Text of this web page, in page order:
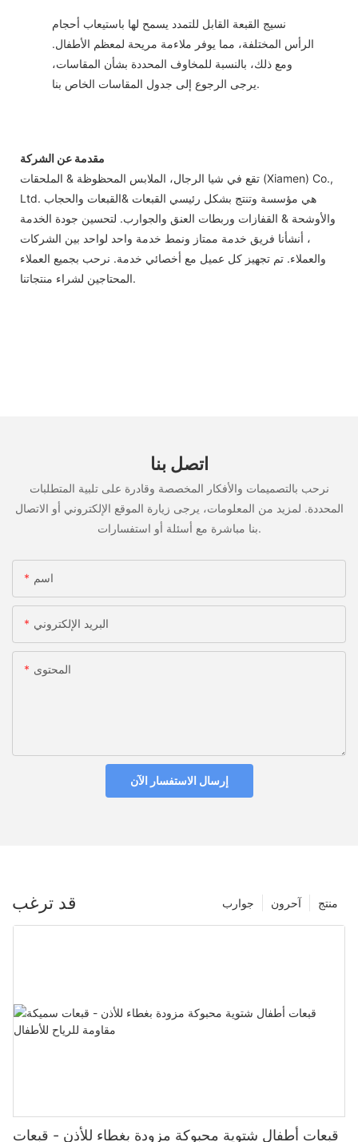
نسيج القبعة القابل للتمدد يسمح لها باستيعاب أحجام
الرأس المختلفة، مما يوفر ملاءمة مريحة لمعظم الأطفال.
ومع ذلك، بالنسبة للمخاوف المحددة بشأن المقاسات،
يرجى الرجوع إلى جدول المقاسات الخاص بنا.
مقدمة عن الشركة
تقع في شيا الرجال، الملابس المحظوظة & الملحقات (Xiamen) Co.,
Ltd. هي مؤسسة وتنتج بشكل رئيسي القبعات &القبعات والحجاب
والأوشحة & القفازات وربطات العنق والجوارب. لتحسين جودة الخدمة
، أنشأنا فريق خدمة ممتاز ونمط خدمة واحد لواحد بين الشركات
والعملاء. تم تجهيز كل عميل مع أخصائي خدمة. نرحب بجميع العملاء
المحتاجين لشراء منتجاتنا.
اتصل بنا
نرحب بالتصميمات والأفكار المخصصة وقادرة على تلبية المتطلبات
المحددة. لمزيد من المعلومات، يرجى زيارة الموقع الإلكتروني أو الاتصال
بنا مباشرة مع أسئلة أو استفسارات.
اسم
البريد الإلكتروني
المحتوى
إرسال الاستفسار الآن
قد ترغب منتج آحرون جوارب
قبعات أطفال شتوية محبوكة مزودة بغطاء للأذن - قبعات